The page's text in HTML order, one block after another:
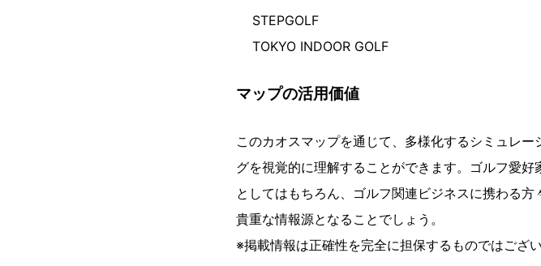
STEPGOLF
TOKYO INDOOR GOLF
マップの活用価値
このカオスマップを通じて、多様化するシミュレ
グを視覚的に理解することができます。ゴルフ愛
としてはもちろん、ゴルフ関連ビジネスに携わる
貴重な情報源となることでしょう。
※掲載情報は正確性を完全に担保するものではござい